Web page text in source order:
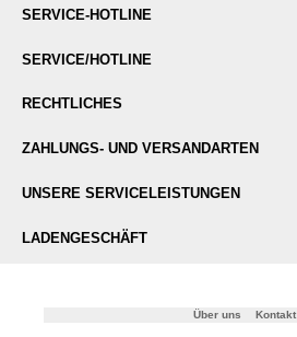
SERVICE-HOTLINE
SERVICE/HOTLINE
RECHTLICHES
ZAHLUNGS- UND VERSANDARTEN
UNSERE SERVICELEISTUNGEN
LADENGESCHÄFT
Über uns Kontakt